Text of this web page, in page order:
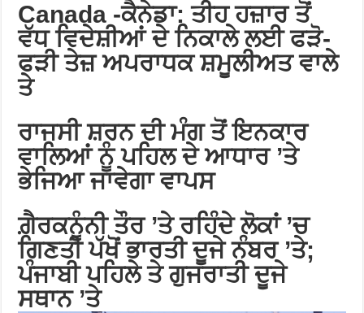
Canada -ਕੈਨੇਡਾ: ਤੀਹ ਹਜ਼ਾਰ ਤੋਂ
ਵੱਧ ਵਿਦੇਸ਼ੀਆਂ ਦੇ ਨਿਕਾਲੇ ਲਈ ਫੜੋ-
ਫੜੀ ਤੇਜ਼ ਅਪਰਾਧਕ ਸ਼ਮੂਲੀਅਤ ਵਾਲੇ
ਤੇ
ਰਾਜਸੀ ਸ਼ਰਨ ਦੀ ਮੰਗ ਤੋਂ ਇਨਕਾਰ
ਵਾਲਿਆਂ ਨੂੰ ਪਹਿਲ ਦੇ ਆਧਾਰ ’ਤੇ
ਭੇਜਿਆ ਜਾਵੇਗਾ ਵਾਪਸ
ਗ਼ੈਰਕਨੂੰਨੀ ਤੌਰ ’ਤੇ ਰਹਿੰਦੇ ਲੋਕਾਂ ’ਚ
ਗਿਣਤੀ ਪੱਖੋਂ ਭਾਰਤੀ ਦੂਜੇ ਨੰਬਰ ’ਤੇ;
ਪੰਜਾਬੀ ਪਹਿਲੇ ਤੇ ਗੁਜਰਾਤੀ ਦੂਜੇ
ਸਥਾਨ ’ਤੇ